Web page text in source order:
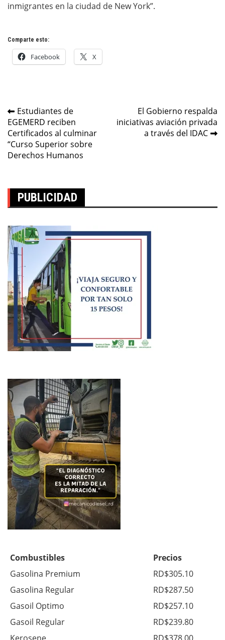
inmigrantes en la ciudad de New York”.
Comparte esto:
Facebook X
Navegación
de
entradas
Estudiantes de
EGEMERD reciben
Certificados al culminar
“Curso Superior sobre
Derechos Humanos
El Gobierno respalda
iniciativas aviación privada
a través del IDAC
PUBLICIDAD
Combustibles
Precios
Gasolina Premium
RD$305.10
Gasolina Regular
RD$287.50
Gasoil Optimo
RD$257.10
Gasoil Regular
RD$239.80